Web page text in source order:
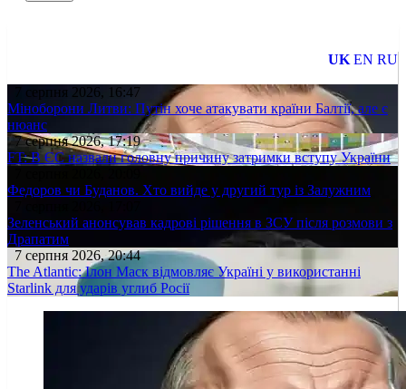
UK EN RU
7 серпня 2026, 16:47
Міноборони Литви: Путін хоче атакувати країни Балтії, але є
нюанс
7 серпня 2026, 17:19
FT: В ЄС назвали головну причину затримки вступу України
Федоров чи Буданов. Хто вийде у другий тур із Залужним
Зеленський анонсував кадрові рішення в ЗСУ після розмови з
Драпатим
7 серпня 2026, 20:44
The Atlantic: Ілон Маск відмовляє Україні у використанні
Starlink для ударів углиб Росії